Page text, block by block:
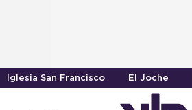
Iglesia San Francisco El Joche